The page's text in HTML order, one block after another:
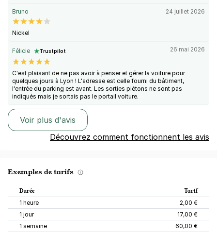
Bruno 24 juillet 2026
Nickel
Félicie Trustpilot 26 mai 2026
C'est plaisant de ne pas avoir à penser et gérer la voiture pour
quelques jours à Lyon ! L'adresse est celle fourni du bâtiment,
l'entrée du parking est avant. Les sorties piétons ne sont pas
indiqués mais je sortais pas le portail voiture.
Voir plus d'avis
Découvrez comment fonctionnent les avis
Exemples de tarifs
Durée Tarif
1 heure
2,00 €
1 jour
17,00 €
1 semaine
60,00 €